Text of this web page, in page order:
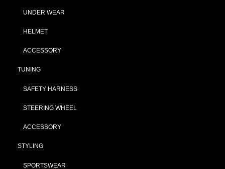
UNDER WEAR
HELMET
ACCESSORY
TUNING
SAFETY HARNESS
STEERING WHEEL
ACCESSORY
STYLING
SPORTSWEAR